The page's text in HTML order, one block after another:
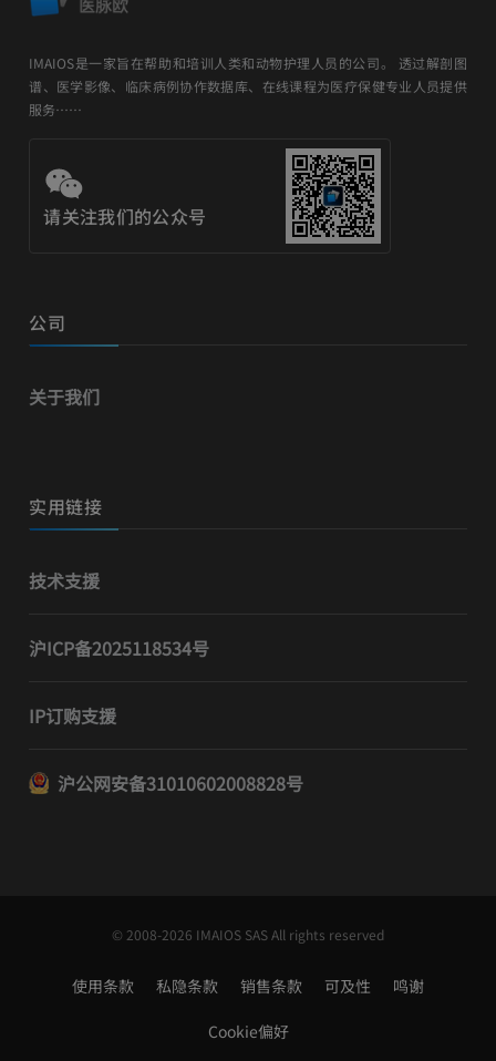
IMAIOS是一家旨在帮助和培训人类和动物护理人员的公司。 透过解剖图
谱、医学影像、临床病例协作数据库、在线课程为医疗保健专业人员提供
服务……
请关注我们的公众号
公司
关于我们
实用链接
技术支援
沪ICP备2025118534号
IP订购支援
沪公网安备31010602008828号
© 2008-2026 IMAIOS SAS All rights reserved
使用条款 私隐条款 销售条款 可及性 鸣谢
Cookie偏好